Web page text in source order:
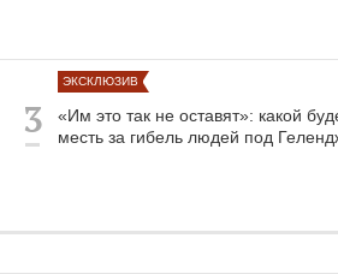
«Им это так не оставят»: какой
месть за гибель людей под
ЭКСКЛЮЗИВ